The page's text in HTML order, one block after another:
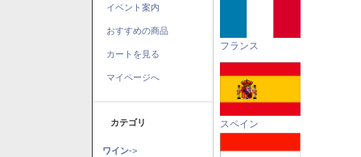
イベント案内
おすすめの商品
カートを見る
マイページへ
カテゴリ
ワイン->
フランス
スペイン